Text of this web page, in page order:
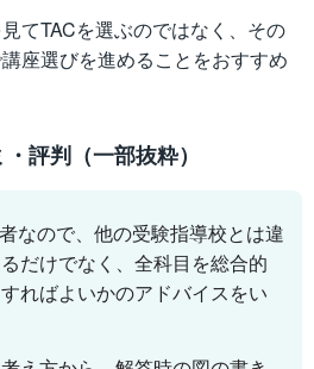
てTACを選ぶのではなく、その
座選びを進めることをおすすめ
評判（一部抜粋）
なので、他の受験指導校とは違
だけでなく、全科目を総合的
ればよいかのアドバイスをい